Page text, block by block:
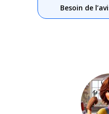
Besoin de